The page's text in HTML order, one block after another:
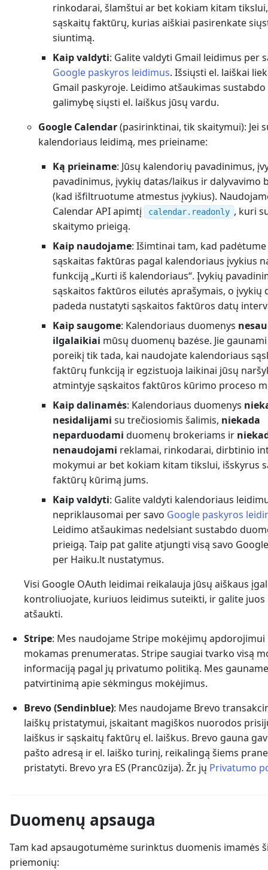
rinkodarai, šlamštui ar bet kokiam kitam
sąskaitų faktūrų, kurias aiškiai pasirenkate
siuntimą.
Kaip valdyti: Galite valdyti Gmail leidimus per
Google paskyros leidimus. Išsiųsti el. laiškai
Gmail paskyroje. Leidimo atšaukimas
galimybę siųsti el. laiškus jūsų vardu.
Google Calendar(pasirinktinai, tik skaitymui): Jei
kalendoriaus leidimą, mes prieiname:
Ką prieiname: Jūsų kalendorių pavadinimus,
pavadinimus, įvykių datas/laikus ir dalyvavimo
(kad išfiltruotume atmestus įvykius).
Calendar API apimtį
calendar.readonly , kuri
skaitymo prieigą.
Kaip naudojame: Išimtinai tam, kad
sąskaitas faktūras pagal kalendoriaus įvykius
funkciją „Kurti iš kalendoriaus“. Įvykių
sąskaitos faktūros eilutės aprašymais, o įvykių
padeda nustatyti sąskaitos faktūros datų
Kaip saugome: Kalendoriaus duomenys
ilgalaikiai mūsų duomenų bazėse. Jie
poreikį tik tada, kai naudojate kalendoriaus
faktūrų funkciją ir egzistuoja laikinai jūsų
atmintyje sąskaitos faktūros kūrimo proceso
Kaip dalinamės: Kalendoriaus duomenys
nesidalijami su trečiosiomis šalimis, niekada
neparduodami duomenų brokeriams ir
nenaudojami reklamai, rinkodarai, dirbtinio
mokymui ar bet kokiam kitam tikslui, išskyrus
faktūrų kūrimą jums.
Kaip valdyti: Galite valdyti kalendoriaus
nepriklausomai per savo Google paskyros
Leidimo atšaukimas nedelsiant sustabdo
prieigą. Taip pat galite atjungti visą savo
per Haiku.lt nustatymus.
Visi Google OAuth leidimai reikalauja jūsų aiškaus
kontroliuojate, kuriuos leidimus suteikti, ir galite juos
atšaukti.
Stripe: Mes naudojame Stripe mokėjimų apdorojimui
mokamas prenumeratas. Stripe saugiai tvarko visą
informaciją pagal jų privatumo politiką. Mes
patvirtinimą apie sėkmingus mokėjimus.
Brevo (Sendinblue): Mes naudojame Brevo
laiškų pristatymui, įskaitant magiškos nuorodos
laiškus ir sąskaitų faktūrų el. laiškus. Brevo gauna
pašto adresą ir el. laiško turinį, reikalingą šiems
pristatyti. Brevo yra ES (Prancūzija). Žr. jų Privatumo
Duomenų apsauga
Tam kad apsaugotumėme surinktus duomenis imamės
priemonių: